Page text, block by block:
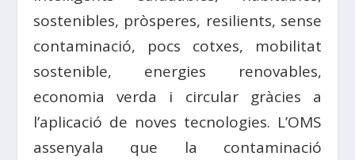
sostenibles, pròsperes, resilients, sense
contaminació, pocs cotxes, mobilitat
sostenible, energies renovables,
economia verda i circular gràcies a
l’aplicació de noves tecnologies. L’OMS
assenyala que la contaminació